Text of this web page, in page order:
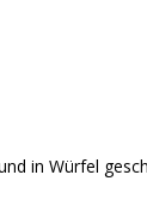
in Würfel